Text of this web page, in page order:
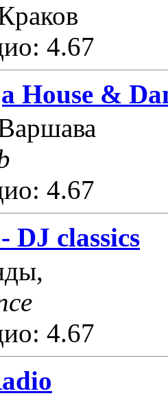
4.67
House &
4.67
DJ classics
4.67